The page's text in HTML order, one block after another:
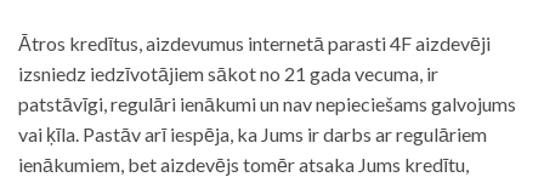
Ātros kredītus, aizdevumus internetā parasti 4F aizdevēji
izsniedz iedzīvotājiem sākot no 21 gada vecuma, ir
patstāvīgi, regulāri ienākumi un nav nepieciešams galvojums
vai ķīla. Pastāv arī iespēja, ka Jums ir darbs ar regulāriem
ienākumiem, bet aizdevējs tomēr atsaka Jums kredītu,